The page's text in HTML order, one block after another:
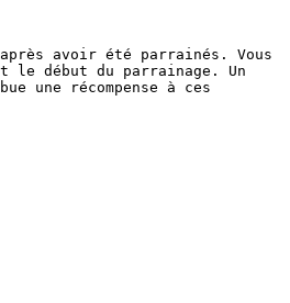
avoir été parrainés. Vous
le début du parrainage. Un
une récompense à ces